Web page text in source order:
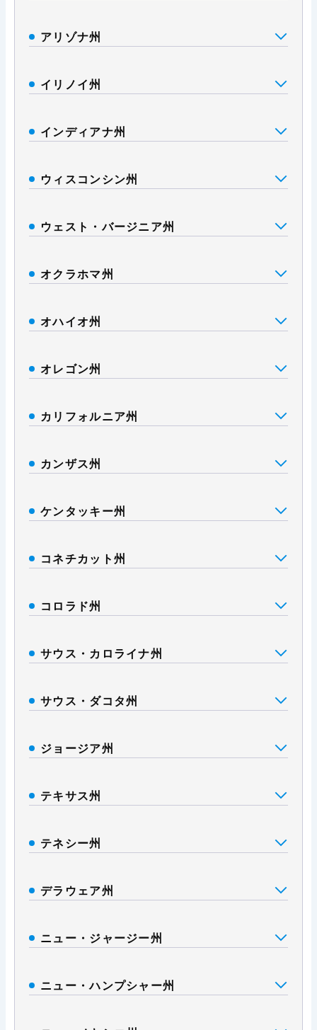
アリゾナ州
イリノイ州
インディアナ州
ウィスコンシン州
ウェスト・バージニア州
オクラホマ州
オハイオ州
オレゴン州
カリフォルニア州
カンザス州
ケンタッキー州
コネチカット州
コロラド州
サウス・カロライナ州
サウス・ダコタ州
ジョージア州
テキサス州
テネシー州
デラウェア州
ニュー・ジャージー州
ニュー・ハンプシャー州